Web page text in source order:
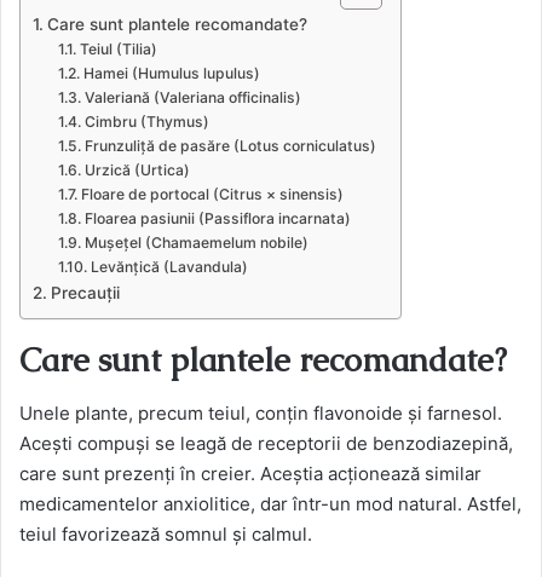
Care sunt plantele recomandate?
Teiul (Tilia)
Hamei (Humulus lupulus)
Valeriană (Valeriana officinalis)
Cimbru (Thymus)
Frunzuliță de pasăre (Lotus corniculatus)
Urzică (Urtica)
Floare de portocal (Citrus × sinensis)
Floarea pasiunii (Passiflora incarnata)
Mușețel (Chamaemelum nobile)
Levănțică (Lavandula)
Precauții
Care sunt plantele recomandate?
Unele plante, precum teiul, conțin flavonoide și farnesol.
Acești compuși se leagă de receptorii de benzodiazepină,
care sunt prezenți în creier. Aceștia acționează similar
medicamentelor anxiolitice, dar într-un mod natural. Astfel,
teiul favorizează somnul și calmul.